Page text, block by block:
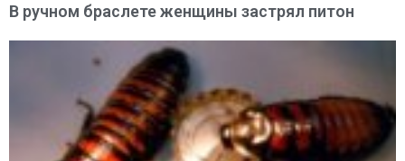
В ручном браслете женщины застрял питон